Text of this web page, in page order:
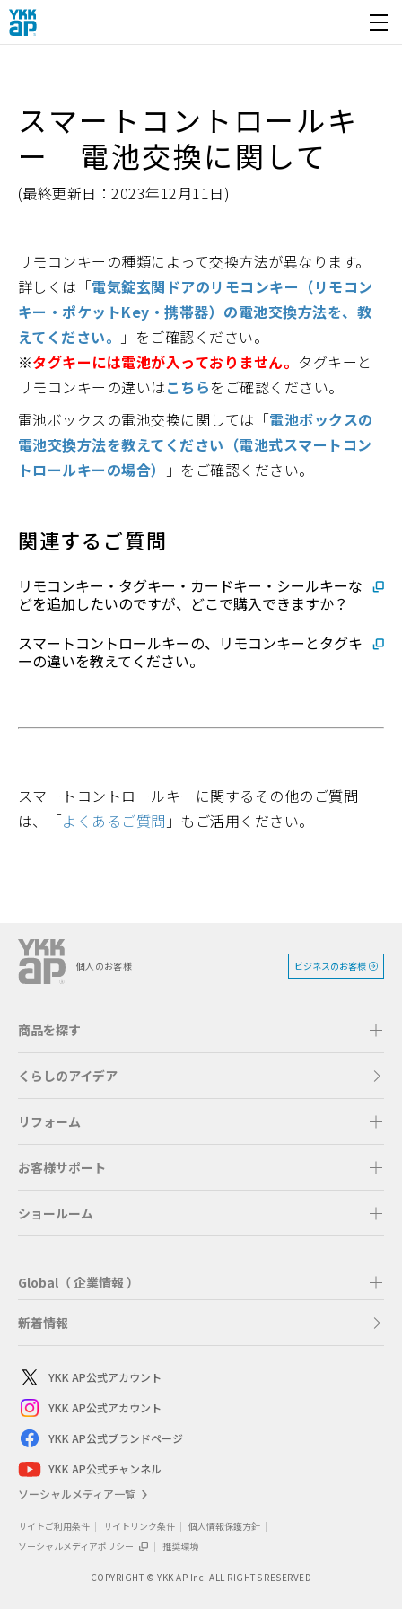
開く
スマートコントロールキ
ー 電池交換に関して
(最終更新日：2023年12月11日)
リモコンキーの種類によって交換方法が異なります。
詳しくは「電気錠玄関ドアのリモコンキー（リモコン
キー・ポケットKey・携帯器）の電池交換方法を、教
えてください。
」をご確認ください。
※タグキーには電池が入っておりません。 タグキーと
リモコンキーの違いはこちらをご確認ください。
電池ボックスの電池交換に関しては「電池ボックスの
電池交換方法を教えてください（電池式スマートコン
トロールキーの場合）
」をご確認ください。
関連するご質問
リモコンキー・タグキー・カードキー・シールキーな
どを追加したいのですが、どこで購入できますか？
スマートコントロールキーの、リモコンキーとタグキ
ーの違いを教えてください。
スマートコントロールキーに関するその他のご質問
は、「よくあるご質問 」もご活用ください。
個人のお客様 ビジネスのお客様
商品を探す
くらしのアイデア
リフォーム
お客様サポート
ショールーム
Global（ 企業情報 ）
新着情報
YKK AP公式アカウント
YKK AP公式アカウント
YKK AP公式ブランドページ
YKK AP公式チャンネル
ソーシャルメディア一覧
サイトご利用条件 サイトリンク条件
個人情報保護方針
ソーシャルメディアポリシー
推奨環境
COPYRIGHT © YKK AP Inc. ALL RIGHTS RESERVED